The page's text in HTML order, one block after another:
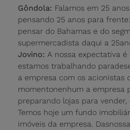
Gôndola: Falamos em 25
pensando 25 anos para
pensar do Bahamas e do
supermercadista daqui a
Jovino: A nossa expectativa
estamos trabalhando
a empresa com os acionistas
momentonenhum a empresa
preparando lojas para vender,
Temos hoje um fundo
imóveis da empresa.